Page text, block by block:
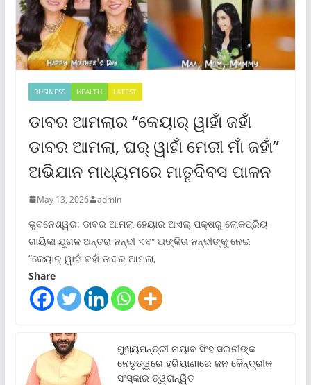
BUSINESS HEALTH LATEST
ଡାବର ଆମଲାର “କେୟାର୍ ୱାହାଁ ଜହାଁ
ଡାବର ଆମଲା, ଘର୍ ୱାହାଁ ମେରୀ ମାଁ ଜହାଁ”
ଅଭିଯାନ ମାଧ୍ୟମରେ ମାତୃଦିବସ ପାଳନ
May 13, 2026 admin
ଭୁବନେଶ୍ୱର: ଡାବର ଆମଲା ହେୟାର ଅଏଲ୍ ପକ୍ଷରୁ ଲୋକପ୍ରିୟ
ଗାୟିକା ଯୁଗଳ ଅନ୍ତରା ନନ୍ଦୀ ଏବଂ ଅଙ୍କିତା ନନ୍ଦୀଙ୍କୁ ନେଇ
“କେୟାର୍ ୱାହାଁ ଜହାଁ ଡାବର ଆମଲା,
Share
ମୁଖ୍ୟମନ୍ତ୍ରୀ ନାୟାବ ସିଂହ ସଇନୀଙ୍କ
ନେତୃତ୍ୱରେ ହରିୟାଣାରେ ଜନ କୈନ୍ଦ୍ରୀକ
ସଂସ୍କାର ତ୍ୱରାନ୍ୱିତ